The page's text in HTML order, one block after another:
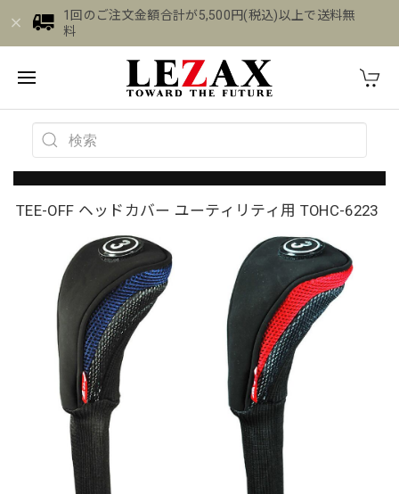
1回のご注文金額合計が5,500円(税込)以上で送料無
料
TEE-OFF ヘッドカバー ユーティリティ用 TOHC-6223